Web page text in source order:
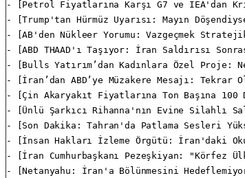
- [Petrol Fiyatlarına Karşı G7 ve IEA'dan
- [Trump'tan Hürmüz Uyarısı: Mayın
- [AB'den Nükleer Yorumu: Vazgeçmek
- [ABD THAAD'ı Taşıyor: İran Saldırısı
- [Bulls Yatırım’dan Kadınlara Özel Proje:
- [İran’dan ABD’ye Müzakere Mesajı: Tekrar
- [Çin Akaryakıt Fiyatlarına Ton Başına
- [Ünlü Şarkıcı Rihanna'nın Evine Silahlı
- [Son Dakika: Tahran'da Patlama Sesleri
- [İnsan Hakları İzleme Örgütü: İran'daki
- [İran Cumhurbaşkanı Pezeşkiyan: "Körfez
- [Netanyahu: İran'a Bölünmesini